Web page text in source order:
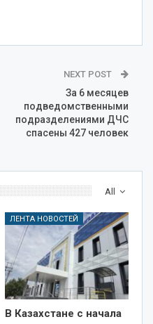
NEXT POST
За 6 месяцев
подведомственными
подразделениями ДЧС
спасены 427 человек
All
ЛЕНТА НОВОСТЕЙ
В Казахстане с начала